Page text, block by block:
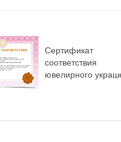
Сертификат
соответствия
ювелирного